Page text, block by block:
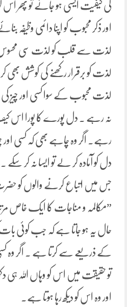
کی کیفیت ایسی ہو جائے تو پھر
اور ذکر محبوب کو اپنا دائمی وظیفہ
لذت سے قلب کو لذت سی
لذت کو برقرار رکھنے کی کوشش
لذت محبوب کے سوا کسی اور چیز
نہ رہے ۔ دل پورے کا پورا اس
رہے۔ اگر وہ چاہے بھی کہ کسی
دل کو آمادہ کر لے تو ایسا نہ کر
جس میں اتباع کرنے والوں کو
”مکالمہ و مناجات کا ایک خاص
حال یہ ہو جاتا ہے کہ جب کوئی بات
کے ذریعے سے کرتا ہے ۔ اگر وہ کسی
تو حقیقت میں اس کو وہاں اللہ ہی
اور وہ اس کو دیکھ رہا ہوتا ہے۔